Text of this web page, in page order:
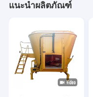
แนะนำผลิตภัณฑ์